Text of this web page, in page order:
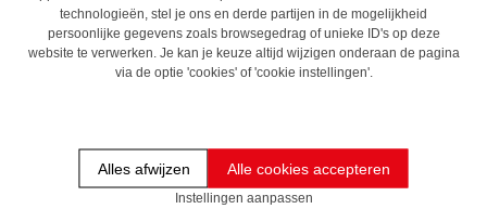
−
technologieën, stel je ons en derde partijen in de mogelijkheid
persoonlijke gegevens zoals browsegedrag of unieke ID's op deze
website te verwerken. Je kan je keuze altijd wijzigen onderaan de pagina
via de optie 'cookies' of 'cookie instellingen'.
Alles afwijzen Alle cookies accepteren
Instellingen aanpassen